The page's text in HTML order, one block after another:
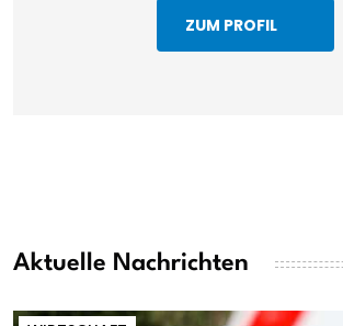
ZUM PROFIL
Aktuelle Nachrichten